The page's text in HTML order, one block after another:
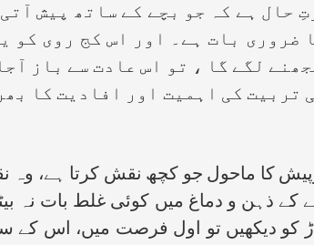
حال ہے کہ جو بچے کے ساتھ پیش
بات ہے۔ اور اس کج روی کو
لگے گا ، تو اس عادت سے باز
کی اہمیت اور افادیت کا
کا ماحول جو کچھ نقش کرتا ہے، وہ
کے ذہن و دماغ میں کوئی غلط بات
کو دیکھیں تو اول فرصت میں، اس کے